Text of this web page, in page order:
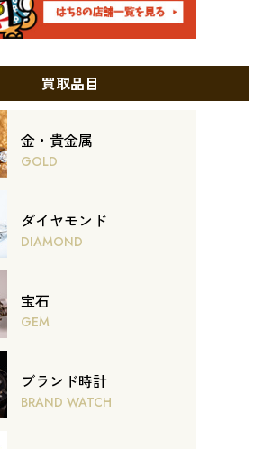
買取品目
金・貴金属
GOLD
ダイヤモンド
DIAMOND
宝石
GEM
ブランド時計
BRAND WATCH